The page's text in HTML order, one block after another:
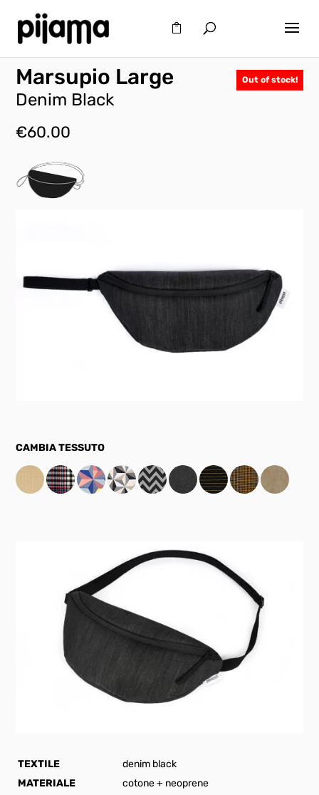
Out of stock!
Marsupio Large
Denim Black
€60.00
TEXTILE
denim black
MATERIALE
cotone + neoprene